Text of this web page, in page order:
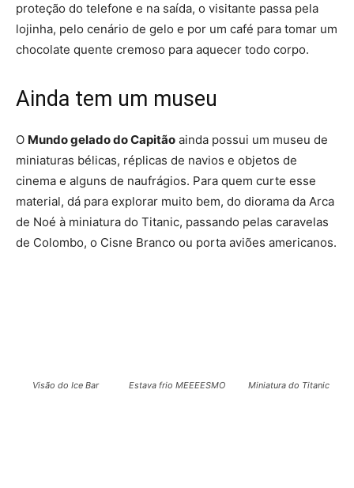
proteção do telefone e na saída, o visitante passa pela
lojinha, pelo cenário de gelo e por um café para tomar um
chocolate quente cremoso para aquecer todo corpo.
Ainda tem um museu
O Mundo gelado do Capitão ainda possui um museu de
miniaturas bélicas, réplicas de navios e objetos de
cinema e alguns de naufrágios. Para quem curte esse
material, dá para explorar muito bem, do diorama da Arca
de Noé à miniatura do Titanic, passando pelas caravelas
de Colombo, o Cisne Branco ou porta aviões americanos.
Visão do Ice Bar Estava frio MEEEESMO Miniatura do Titanic